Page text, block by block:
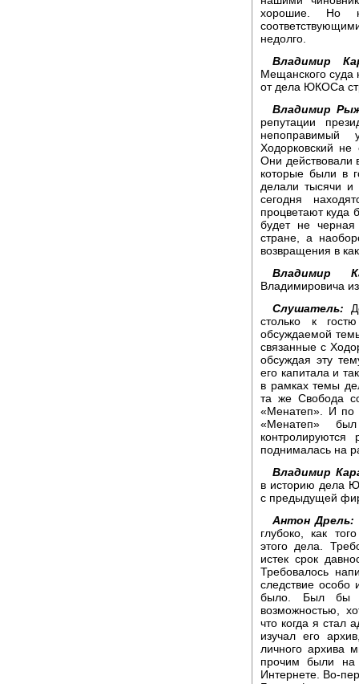
хорошие. Но
недолго.
Владимир
Мещанского суда
от дела ЮКОСа
Владимир
репутации
Ходорковский
Они действовали
которые были в
делали тысячи и
сегодня
процветают куда
будет не
стране, а
возвращения в
Владимир
Владимировича
Слушатель:
столько к
обсуждаемой
связанные с
обсуждая эту
его капитала и
в рамках темы
та же Свобода
«Менатеп». И по
«Менатеп»
поднималась на
Владимир
в историю дела
с предыдущей
Антон Дрель:
глубоко, как
этого дела.
истек срок
Требовалось
следствие особо
было. Был бы
возможностью,
что когда я стал
изучал его
личного архива
прочим были на
Интернете. Во-